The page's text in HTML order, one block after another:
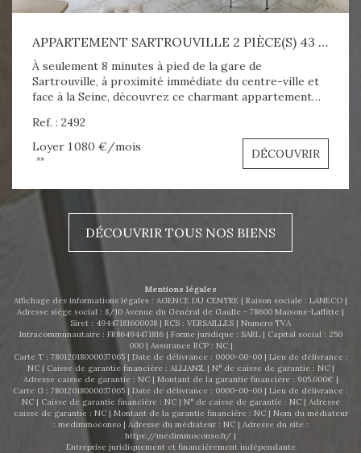
APPARTEMENT SARTROUVILLE 2 PIÈCE(S) 43 M2
À seulement 8 minutes à pied de la gare de
Sartrouville, à proximité immédiate du centre-ville et
face à la Seine, découvrez ce charmant appartement
au 1er étage. L'appartement se compose d'une entrée
avec placard, séjour sur balcon, cuisine aménagée
équipée. A l'étage vous trouverez la salle de bains avec
Chauffage, eau chaude individuel électrique Place de
parking extérieur Aspect financier : Loyer : 1080 euros
N'hesitez pas à nous contacter - 0663474970 -
agenceducentrelocation@gmail.com
Ref. : 2492
Loyer 1 080 €/mois
** DÉCOUVRIR
DÉCOUVRIR TOUS NOS BIENS
Mentions légales
Affichage des informations légales : AGENCE DU CENTRE | Raison sociale : LANECO |
Adresse siège social : 8/10 Avenue du Général de Gaulle - 78600 Maisons-Laffitte |
Siret : 49447181600038 | RCS : VERSAILLES | Numero TVA
Intracommunautaire : FR86494471816 | Forme juridique : SARL | Capital social : 250
000 | Assurance RCP : NC |
Carte T : 78012018000037065 | Date de délivrance : 0000-00-00 | Lieu de délivrance :
NC | Caisse de garantie financière : ALLIANZ. | N° de caisse de garantie : NC |
Adresse caisse de garantie : NC | Montant de la garantie financière : 905.000€ |
Carte G : 78012018000037065 | Date de délivrance : 0000-00-00 | Lieu de délivrance :
NC | Caisse de garantie financière : NC | N° de caisse de garantie : NC | Adresse
caisse de garantie : NC | Montant de la garantie financière : NC | Nom du médiateur
: medimmoconso | Adresse du médiateur : NC | Adresse du site :
https://medimmoconso.fr/ |
Entreprise juridiquement et financièrement indépendante